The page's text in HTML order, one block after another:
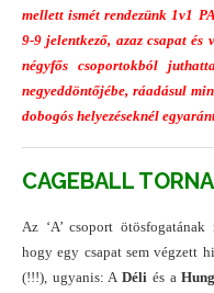
mellett ismét rendezünk 1v1
9-9 jelentkező, azaz csapat és
négyfős csoportokból
negyeddöntőjébe, ráadásul
dobogós helyezéseknél
CAGEBALL TORNA
Az ‘A’ csoport
hogy egy csapat sem végzett
(!!!), ugyanis: ADéli és a